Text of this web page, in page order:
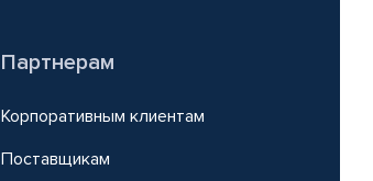
Партнерам
Корпоративным клиентам
Поставщикам